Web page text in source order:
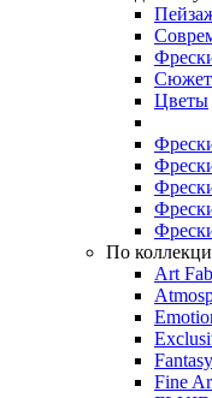
Цветы
По
Art
Fantasy
Fine